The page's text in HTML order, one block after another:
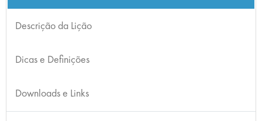
Descrição da Lição
Dicas e Definições
Downloads e Links